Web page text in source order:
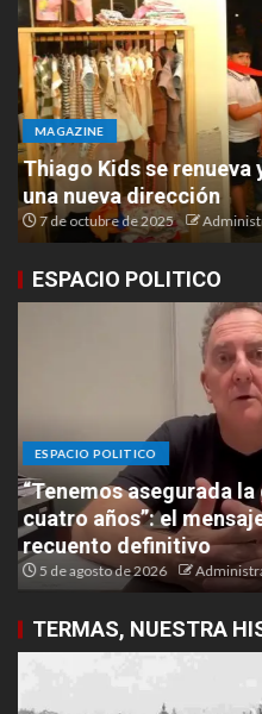
MAGAZINE
Lovelia presentó su
Chacabuco
6 de octubre de 2025
ESPACIO POLITICO
ESPACIO POLITICO
Con una
Cánepa cerró su
modelo de la gestión»
31 de julio de 2026
TERMAS, NUESTRA